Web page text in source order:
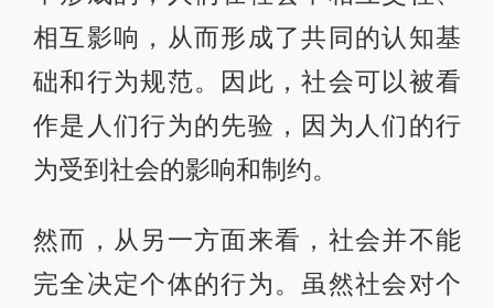
机器里……”这样引人遐想的猜测不仅
仅成为了茶余饭后的谈资，也引发了
真切的焦虑。
许可以尝试用人与社会的关系进行比
较分析。从一方面来看，社会可以被